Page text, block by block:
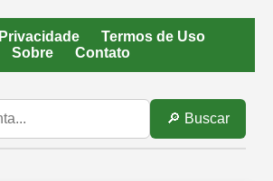
Privacidade
Termos de Uso
Sobre
Contato
🔎 Buscar